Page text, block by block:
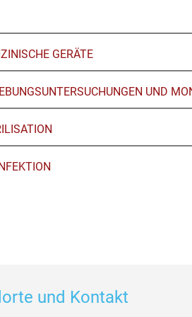
GERÄTE
UND
und Kontakt